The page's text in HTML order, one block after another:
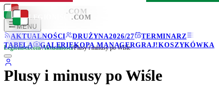
LEGIONISCI .COM
MENU
AKTUALNOŚCI
DRUŻYNA2026/27
TERMINARZ
TABELA
GALERIEKOPA MANAGERGRAJ!KOSZYKÓWKA
LEGIONISCI .COM
Legionisci.com/Aktualności/Plusy i minusy po Wiśle
Plusy i minusy po Wiśle